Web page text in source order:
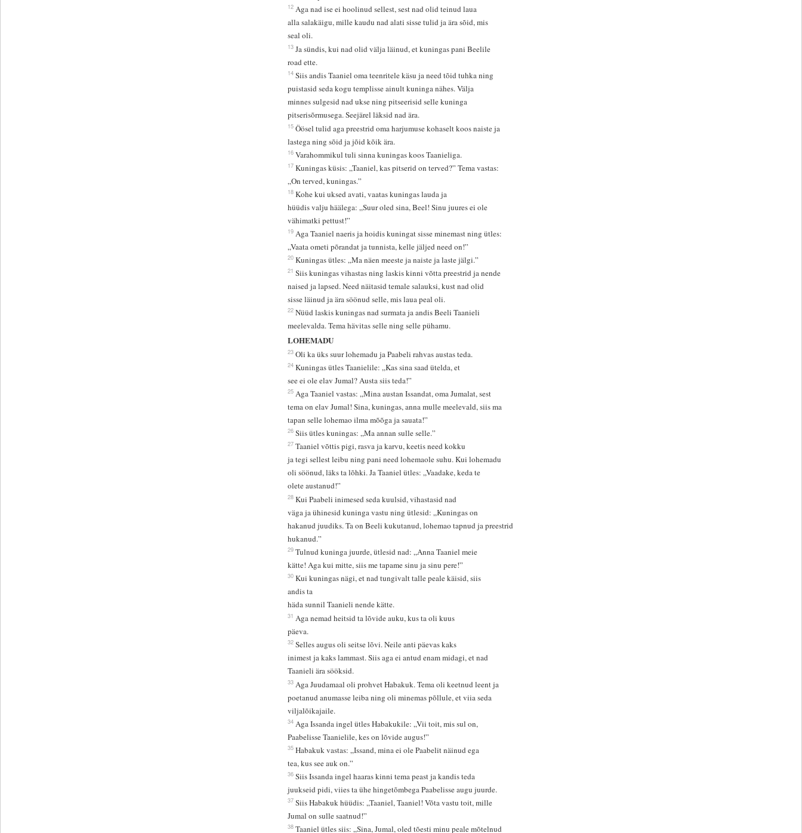
12 Aga nad ise ei hoolinud sellest, sest nad olid teinud laua
alla salakäigu, mille kaudu nad alati sisse tulid ja ära sõid, mis
seal oli.
13 Ja sündis, kui nad olid välja läinud, et kuningas pani Beelile
road ette.
14 Siis andis Taaniel oma teenritele käsu ja need tõid tuhka ning
puistasid seda kogu templisse ainult kuninga nähes. Välja
minnes sulgesid nad ukse ning pitseerisid selle kuninga
pitserisõrmusega. Seejärel läksid nad ära.
15 Öösel tulid aga preestrid oma harjumuse kohaselt koos naiste ja
lastega ning sõid ja jõid kõik ära.
16 Varahommikul tuli sinna kuningas koos Taanieliga.
17 Kuningas küsis: „Taaniel, kas pitserid on terved?” Tema vastas:
„On terved, kuningas.”
18 Kohe kui uksed avati, vaatas kuningas lauda ja
hüüdis valju häälega: „Suur oled sina, Beel! Sinu juures ei ole
vähimatki pettust!”
19 Aga Taaniel naeris ja hoidis kuningat sisse minemast ning ütles:
„Vaata ometi põrandat ja tunnista, kelle jäljed need on!”
20 Kuningas ütles: „Ma näen meeste ja naiste ja laste jälgi.”
21 Siis kuningas vihastas ning laskis kinni võtta preestrid ja nende
naised ja lapsed. Need näitasid temale salauksi, kust nad olid
sisse läinud ja ära söönud selle, mis laua peal oli.
22 Nüüd laskis kuningas nad surmata ja andis Beeli Taanieli
meelevalda. Tema hävitas selle ning selle pühamu.
LOHEMADU
23 Oli ka üks suur lohemadu ja Paabeli rahvas austas teda.
24 Kuningas ütles Taanielile: „Kas sina saad ütelda, et
see ei ole elav Jumal? Austa siis teda!”
25 Aga Taaniel vastas: „Mina austan Issandat, oma Jumalat, sest
tema on elav Jumal! Sina, kuningas, anna mulle meelevald, siis ma
tapan selle lohemao ilma mõõga ja sauata!”
26 Siis ütles kuningas: „Ma annan sulle selle.”
27 Taaniel võttis pigi, rasva ja karvu, keetis need kokku
ja tegi sellest leibu ning pani need lohemaole suhu. Kui lohemadu
oli söönud, läks ta lõhki. Ja Taaniel ütles: „Vaadake, keda te
olete austanud!”
28 Kui Paabeli inimesed seda kuulsid, vihastasid nad
väga ja ühinesid kuninga vastu ning ütlesid: „Kuningas on
hakanud juudiks. Ta on Beeli kukutanud, lohemao tapnud ja preestrid
hukanud.”
29 Tulnud kuninga juurde, ütlesid nad: „Anna Taaniel meie
kätte! Aga kui mitte, siis me tapame sinu ja sinu pere!”
30 Kui kuningas nägi, et nad tungivalt talle peale käisid, siis
andis ta
häda sunnil Taanieli nende kätte.
31 Aga nemad heitsid ta lõvide auku, kus ta oli kuus
päeva.
32 Selles augus oli seitse lõvi. Neile anti päevas kaks
inimest ja kaks lammast. Siis aga ei antud enam midagi, et nad
Taanieli ära sööksid.
33 Aga Juudamaal oli prohvet Habakuk. Tema oli keetnud leent ja
poetanud anumasse leiba ning oli minemas põllule, et viia seda
viljalõikajaile.
34 Aga Issanda ingel ütles Habakukile: „Vii toit, mis sul on,
Paabelisse Taanielile, kes on lõvide augus!”
35 Habakuk vastas: „Issand, mina ei ole Paabelit näinud ega
tea, kus see auk on.”
36 Siis Issanda ingel haaras kinni tema peast ja kandis teda
juukseid pidi, viies ta ühe hingetõmbega Paabelisse augu juurde.
37 Siis Habakuk hüüdis: „Taaniel, Taaniel! Võta vastu toit, mille
Jumal on sulle saatnud!”
38 Taaniel ütles siis: „Sina, Jumal, oled tõesti minu peale mõtelnud